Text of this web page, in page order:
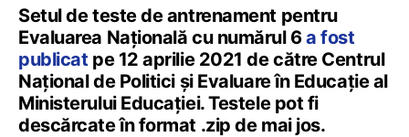
Setul de teste de antrenament pentru
Evaluarea Națională cu numărul 6a fost
publicat pe 12 aprilie 2021 de către Centrul
Național de Politici și Evaluare în Educație al
Ministerului Educației. Testele pot fi
descărcate în format .zip de mai jos.